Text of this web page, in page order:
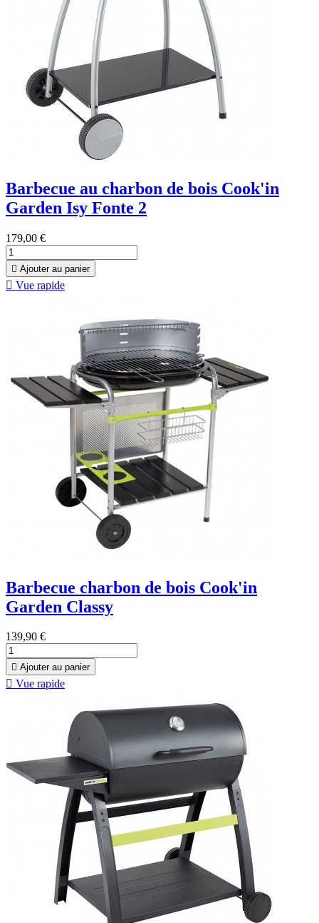
Barbecue au charbon de bois Cook'in
Garden Isy Fonte 2
179,00 €
 Ajouter au panier
 Vue rapide
Barbecue charbon de bois Cook'in
Garden Classy
139,90 €
 Ajouter au panier
 Vue rapide